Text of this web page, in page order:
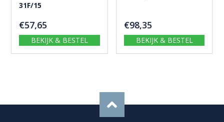
31F/15
€57,65
BEKIJK & BESTEL
€98,35
BEKIJK & BESTEL